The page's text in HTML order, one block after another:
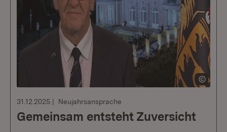
31.12.2025 Neujahrsansprache
Gemeinsam entsteht Zuversicht